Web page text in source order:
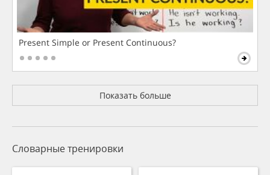
Present Simple or Present Continuous?
Показать больше
Словарные тренировки